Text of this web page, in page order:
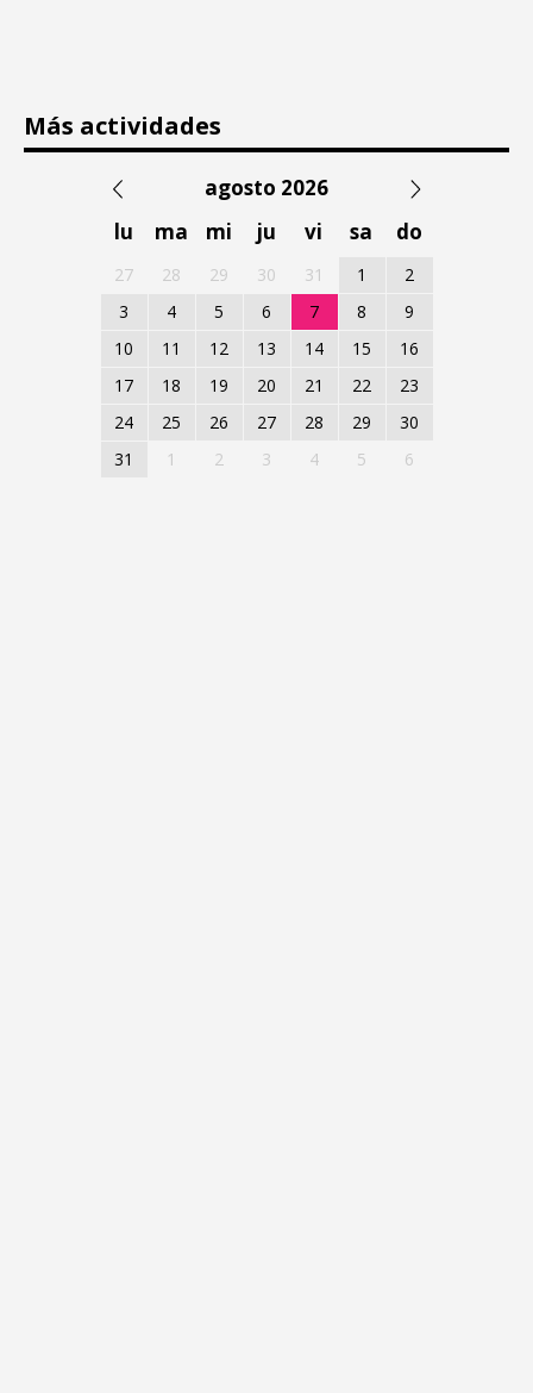
Más actividades
agosto 2026
lu
ma mi ju vi sa do
27 28 29 30 31 1
2
3
4 5 6 7 8
9
10
11 12 13 14 15
16
17
18 19 20 21 22
23
24
25 26 27 28 29
30
31
1 2 3 4 5 6